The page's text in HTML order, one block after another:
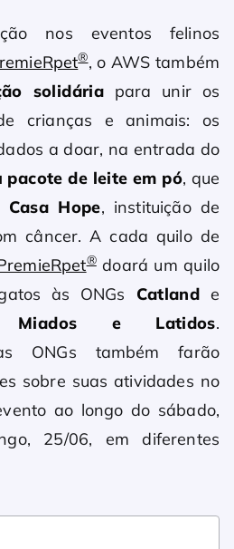
nos eventos felinos
®, o AWS também
solidária para unir os
crianças e animais: os
a doar, na entrada do
pacote de leite em pó, que
Casa Hope, instituição de
câncer. A cada quilo de
®doará um quilo
às ONGs Catland e
Miados e Latidos.
ONGs também farão
sobre suas atividades no
ao longo do sábado,
25/06, em diferentes